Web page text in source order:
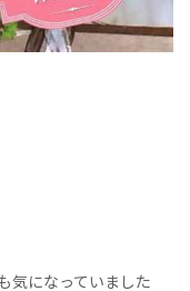
気になっていました